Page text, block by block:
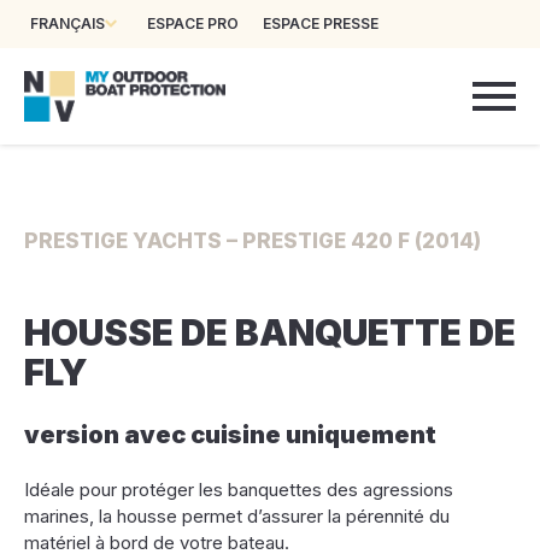
FRANÇAIS ESPACE PRO ESPACE PRESSE
PRESTIGE YACHTS – PRESTIGE 420 F (2014)
HOUSSE DE BANQUETTE DE
FLY
version avec cuisine uniquement
Idéale pour protéger les banquettes des agressions
marines, la housse permet d’assurer la pérennité du
matériel à bord de votre bateau.